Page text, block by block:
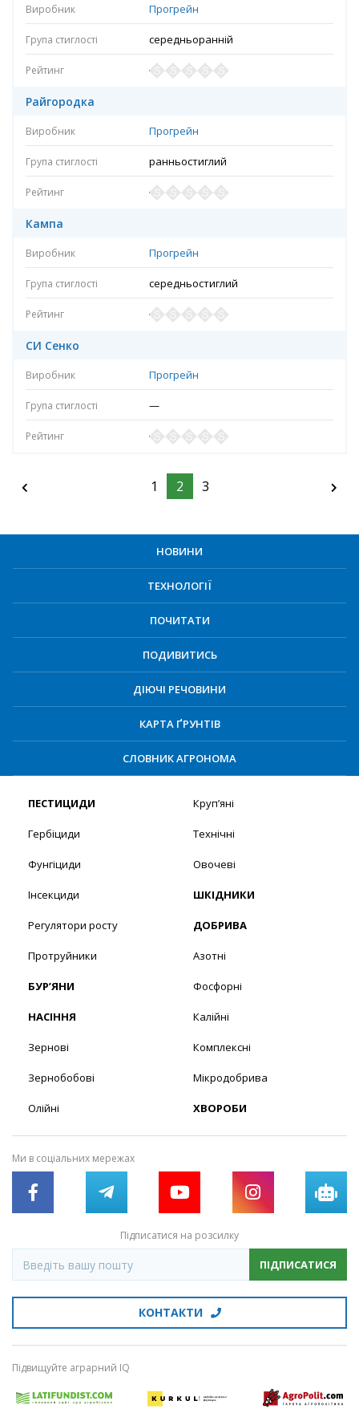
Прогрейн
середньоранній
Райгородка
Прогрейн
ранньостиглий
Кампа
Прогрейн
середньостиглий
СИ Сенко
Прогрейн
—
1 2 3
НОВИНИ
ТЕХНОЛОГІЇ
ПОЧИТАТИ
ПОДИВИТИСЬ
ДІЮЧІ РЕЧОВИНИ
КАРТА ҐРУНТІВ
СЛОВНИК АГРОНОМА
ПЕСТИЦИДИ
Гербіциди
Фунгіциди
Інсекциди
Регулятори росту
Протруйники
БУР’ЯНИ
НАСІННЯ
Зернові
Зернобобові
Олійні
Круп’яні
Технічні
Овочеві
ШКІДНИКИ
ДОБРИВА
Азотні
Фосфорні
Калійні
Комплексні
Мікродобрива
ХВОРОБИ
Ми в соціальних мережах
Підписатися на розсилку
ПІДПИСАТИСЯ
КОНТАКТИ
Підвищуйте аграрний IQ